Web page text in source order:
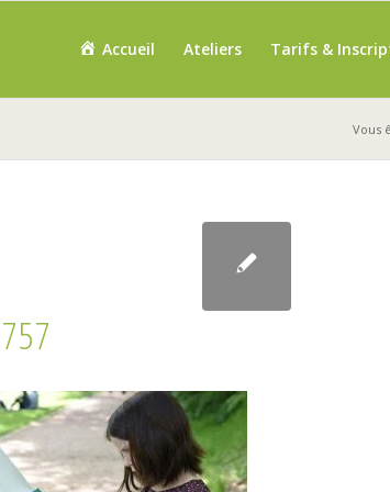
Accueil Ateliers Tarifs &
Vous